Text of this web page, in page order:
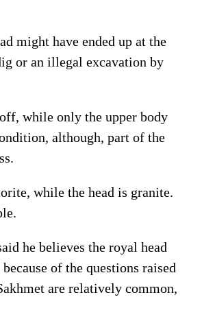
might have ended up at the
or an illegal excavation by
while only the upper body
although, part of the
while the head is granite.
he believes the royal head
of the questions raised
are relatively common,